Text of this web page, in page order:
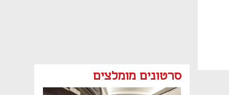
סרטונים מומלצים